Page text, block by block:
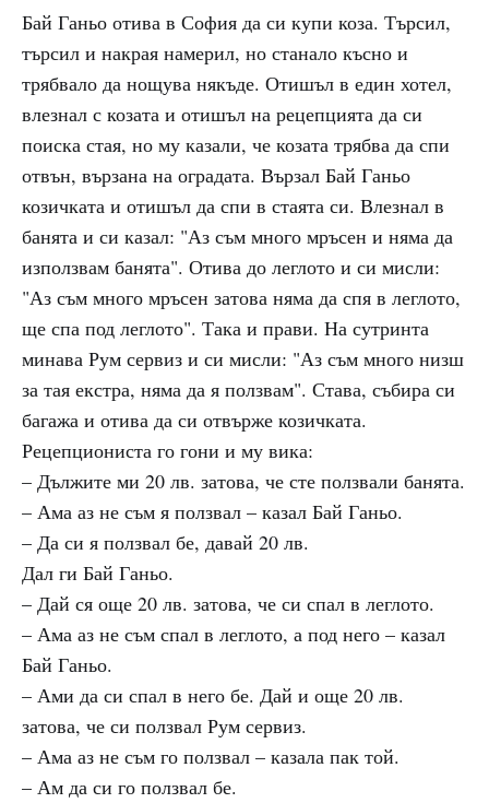
Бай Ганьо отива в София да си купи коза. Търсил,
търсил и накрая намерил, но станало късно и
трябвало да нощува някъде. Отишъл в един хотел,
влезнал с козата и отишъл на рецепцията да си
поиска стая, но му казали, че козата трябва да спи
отвън, вързана на оградата. Вързал Бай Ганьо
козичката и отишъл да спи в стаята си. Влезнал в
банята и си казал: "Аз съм много мръсен и няма да
използвам банята". Отива до леглото и си мисли:
"Аз съм много мръсен затова няма да спя в леглото,
ще спа под леглото". Така и прави. На сутринта
минава Рум сервиз и си мисли: "Аз съм много низш
за тая екстра, няма да я ползвам". Става, събира си
багажа и отива да си отвърже козичката.
Рецепциониста го гони и му вика:
– Дължите ми 20 лв. затова, че сте ползвали банята.
– Ама аз не съм я ползвал – казал Бай Ганьо.
– Да си я ползвал бе, давай 20 лв.
Дал ги Бай Ганьо.
– Дай ся още 20 лв. затова, че си спал в леглото.
– Ама аз не съм спал в леглото, а под него – казал
Бай Ганьо.
– Ами да си спал в него бе. Дай и още 20 лв.
затова, че си ползвал Рум сервиз.
– Ама аз не съм го ползвал – казала пак той.
– Ам да си го ползвал бе.